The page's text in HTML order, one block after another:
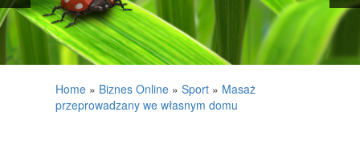
WYKOŃCZENIA
PROJEKTOWANIE
MATERIAŁY BUDOWLANE
Home » Biznes Online » Sport » Masaż
przeprowadzany we własnym domu